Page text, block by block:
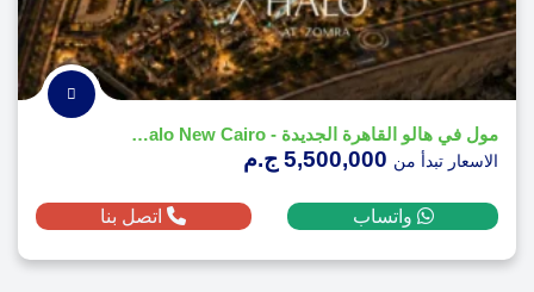
مول في هالو القاهرة الجديدة - Vie Halo New Cairo
الاسعار تبدأ من
واتساب اتصل بنا